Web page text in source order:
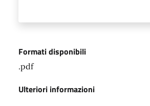
Formati disponibili
.pdf
Ulteriori informazioni